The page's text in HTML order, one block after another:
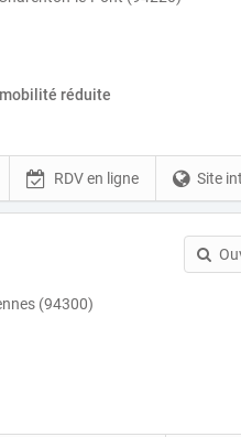
réduite
Site
RDV en ligne
(94300)